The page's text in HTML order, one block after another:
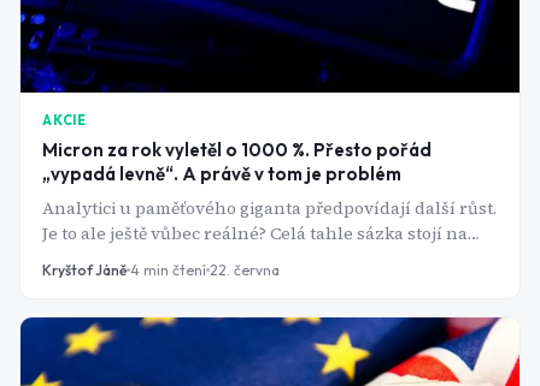
AKCIE
Micron za rok vyletěl o 1000 %. Přesto pořád
„vypadá levně“. A právě v tom je problém
Analytici u paměťového giganta předpovídají další růst.
Je to ale ještě vůbec reálné? Celá tahle sázka stojí na
jediném odvážném předpokladu: že nejstarší zákon
polovodičového byznysu, který tady byl dlouhá
Kryštof Jáně 4 min čtení 22. června